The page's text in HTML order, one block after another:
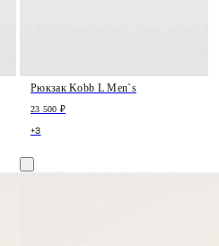
Рюкзак Kobb L Men`s
23 500 ₽
+3